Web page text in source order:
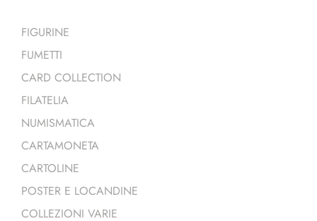
FIGURINE
FUMETTI
CARD COLLECTION
FILATELIA
NUMISMATICA
CARTAMONETA
CARTOLINE
POSTER E LOCANDINE
COLLEZIONI VARIE